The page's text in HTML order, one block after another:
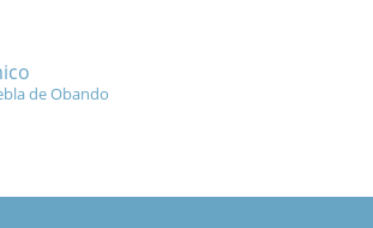
de Obando